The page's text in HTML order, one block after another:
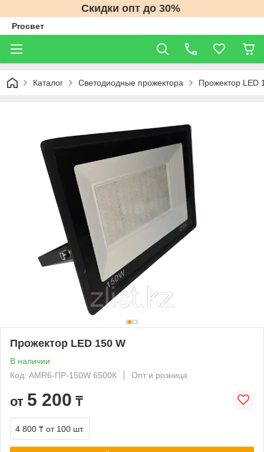
Скидки опт до 30%
Proсвет
Каталог Светодиодные прожектора Прожектор LED
Прожектор LED 150 W
В наличии
Код: AMR6-ПР-150W 6500К
Опт и розница
от 5 200 ₸
4 800 ₸ от 100 шт.